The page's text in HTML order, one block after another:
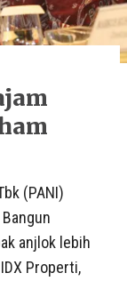
(PANI)
anjlok lebih
Properti,